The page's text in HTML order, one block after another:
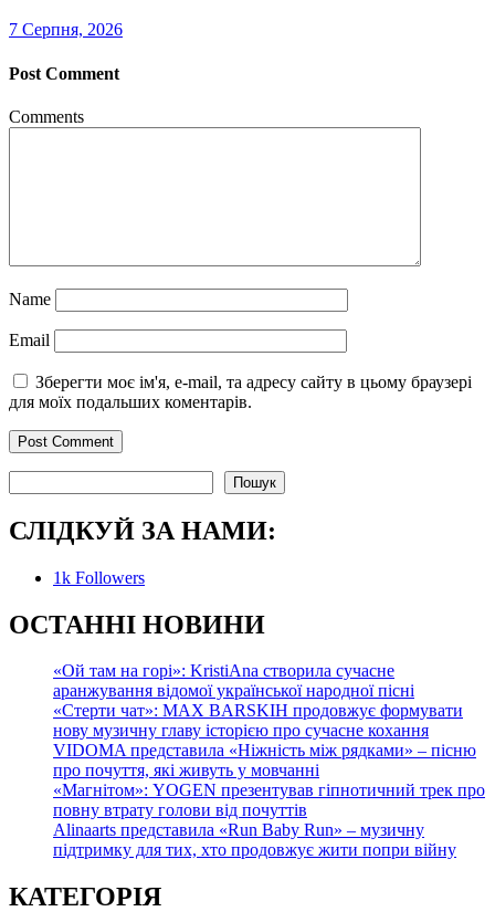
7 Серпня, 2026
Post Comment
Comments
Name
Email
Зберегти моє ім'я, e-mail, та адресу сайту в цьому браузері
для моїх подальших коментарів.
Пошук
СЛІДКУЙ ЗА НАМИ:
1k Followers
ОСТАННІ НОВИНИ
«Ой там на горі»: KristiAna створила сучасне
аранжування відомої української народної пісні
«Стерти чат»: MAX BARSKIH продовжує формувати
нову музичну главу історією про сучасне кохання
VIDOMA представила «Ніжність між рядками» – пісню
про почуття, які живуть у мовчанні
«Магнітом»: YOGEN презентував гіпнотичний трек про
повну втрату голови від почуттів
Alinaarts представила «Run Baby Run» – музичну
підтримку для тих, хто продовжує жити попри війну
КАТЕГОРІЯ